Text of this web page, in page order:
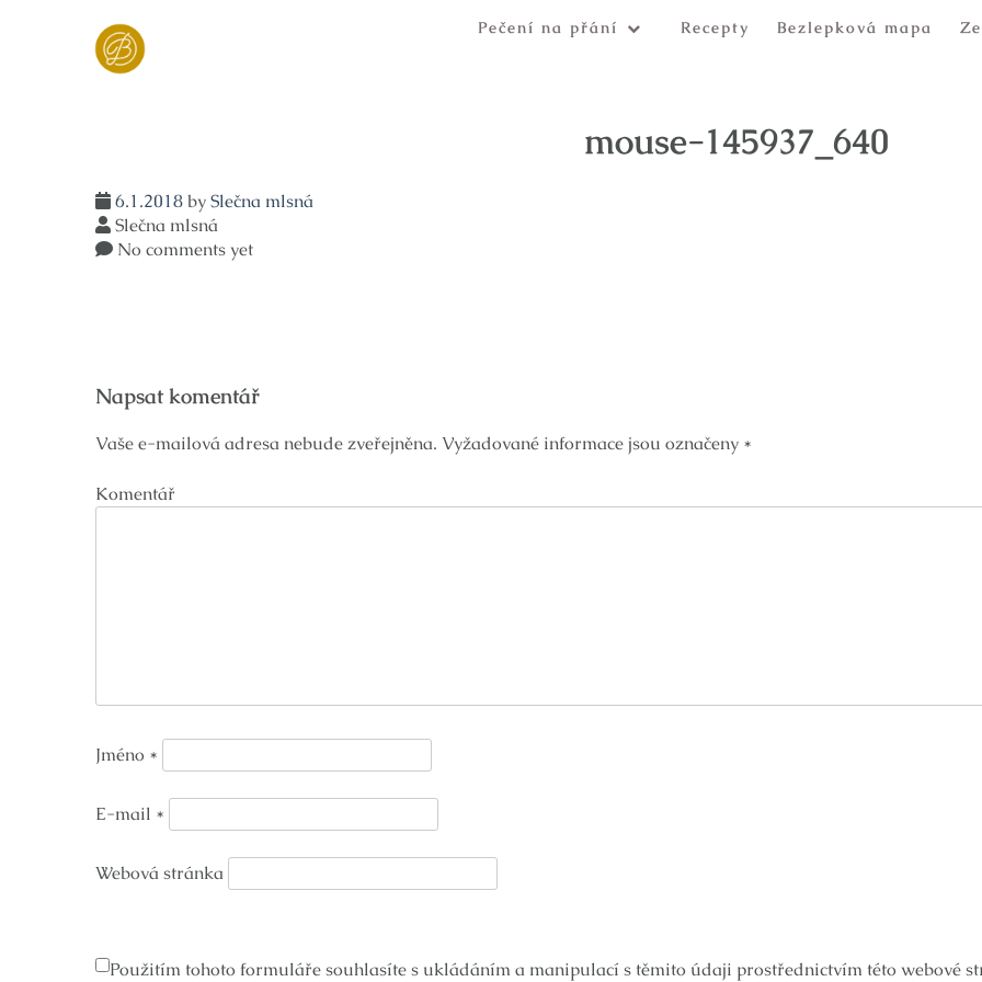
Pečení na přání Recepty Bezlepková mapa
mouse-145937_640
6.1.2018bySlečna mlsná
Slečna mlsná
No comments yet
pro
příspěvek
Napsat komentář
Vaše e-mailová adresa nebude zveřejněna. Vyžadované informace jsou označeny *
Komentář
Jméno *
E-mail *
Webová stránka
Použitím tohoto formuláře souhlasíte s ukládáním a manipulací s těmito údaji prostřednictvím této webové